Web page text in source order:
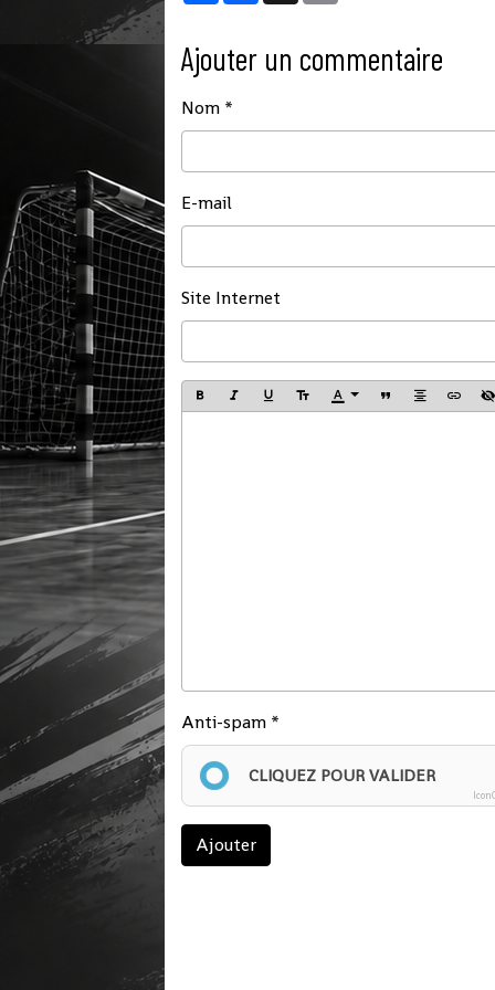
Ajouter un commentaire
Nom
E-mail
Site Internet
Anti-spam
CLIQUEZ POUR VALIDER
Ajouter